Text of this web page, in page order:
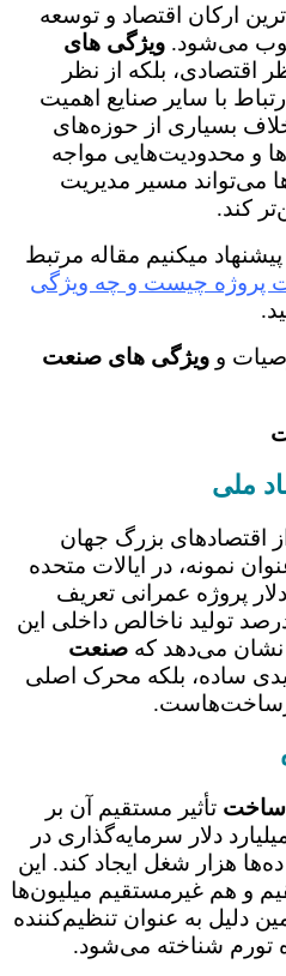
ارکان اقتصاد و توسعه
می‌شود. ویژگی های
اقتصادی، بلکه از نظر
با سایر صنایع اهمیت
بسیاری از حوزه‌های
و محدودیت‌هایی مواجه
مسیر مدیریت
کند.
میکنیم مقاله مرتبط
پروژه چیست و چه ویژگی
و ویژگی های صنعت
بزرگ جهان
نمونه، در ایالات متحده
پروژه عمرانی تعریف
که معادل 5 تا 10 درصد تولید ناخالص داخلی این
می‌دهد که صنعت
ساده، بلکه محرک اصلی
ساخت تأثیر مستقیم آن بر
دلار سرمایه‌گذاری در
هزار شغل ایجاد کند. این
و هم غیرمستقیم میلیون‌ها
دلیل به عنوان تنظیم‌کننده
تورم شناخته می‌شود.